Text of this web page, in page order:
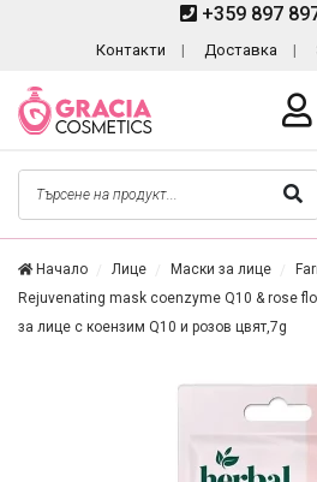
+359 897
Контакти Доставка
Начало Лице Маски за лице
Rejuvenating mask coenzyme Q10 & rose
за лице с коензим Q10 и розов цвят,7g